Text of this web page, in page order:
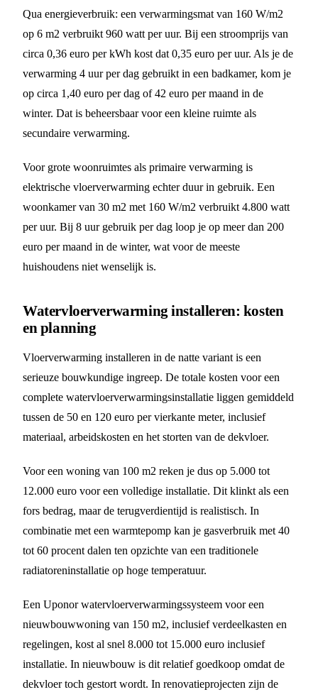
Qua energieverbruik: een verwarmingsmat van 160 W/m2
op 6 m2 verbruikt 960 watt per uur. Bij een stroomprijs van
circa 0,36 euro per kWh kost dat 0,35 euro per uur. Als je de
verwarming 4 uur per dag gebruikt in een badkamer, kom je
op circa 1,40 euro per dag of 42 euro per maand in de
winter. Dat is beheersbaar voor een kleine ruimte als
secundaire verwarming.
Voor grote woonruimtes als primaire verwarming is
elektrische vloerverwarming echter duur in gebruik. Een
woonkamer van 30 m2 met 160 W/m2 verbruikt 4.800 watt
per uur. Bij 8 uur gebruik per dag loop je op meer dan 200
euro per maand in de winter, wat voor de meeste
huishoudens niet wenselijk is.
Watervloerverwarming installeren: kosten
en planning
Vloerverwarming installeren in de natte variant is een
serieuze bouwkundige ingreep. De totale kosten voor een
complete watervloerverwarmingsinstallatie liggen gemiddeld
tussen de 50 en 120 euro per vierkante meter, inclusief
materiaal, arbeidskosten en het storten van de dekvloer.
Voor een woning van 100 m2 reken je dus op 5.000 tot
12.000 euro voor een volledige installatie. Dit klinkt als een
fors bedrag, maar de terugverdientijd is realistisch. In
combinatie met een warmtepomp kan je gasverbruik met 40
tot 60 procent dalen ten opzichte van een traditionele
radiatoreninstallatie op hoge temperatuur.
Een Uponor watervloerverwarmingssysteem voor een
nieuwbouwwoning van 150 m2, inclusief verdeelkasten en
regelingen, kost al snel 8.000 tot 15.000 euro inclusief
installatie. In nieuwbouw is dit relatief goedkoop omdat de
dekvloer toch gestort wordt. In renovatieprojecten zijn de